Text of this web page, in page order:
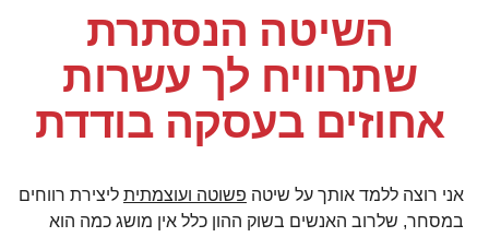
השיטה הנסתרת
שתרוויח לך עשרות
אחוזים בעסקה בודדת
אני רוצה ללמד אותך על שיטה פשוטה ועוצמתית ליצירת רווחים
במסחר, שלרוב האנשים בשוק ההון כלל אין מושג כמה הוא